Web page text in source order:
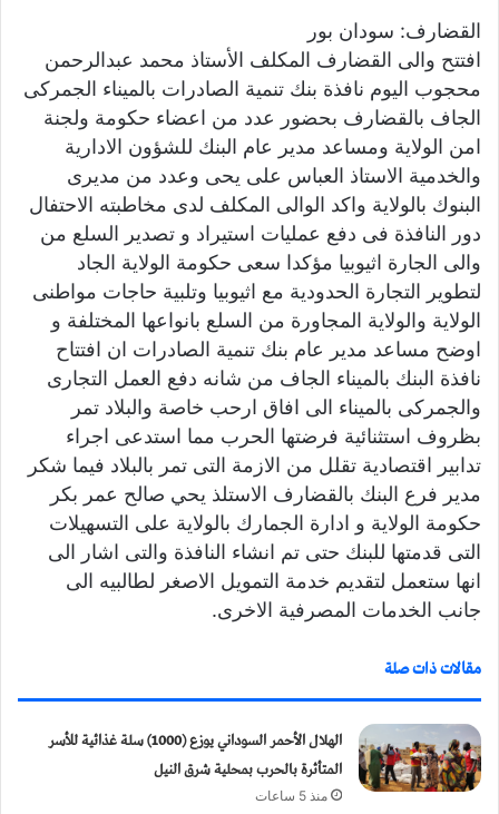
ا
القضارف: سودان بور
افتتح والى القضارف المكلف الأستاذ محمد عبدالرحمن
محجوب اليوم نافذة بنك تنمية الصادرات بالميناء الجمركى
الجاف بالقضارف بحضور عدد من اعضاء حكومة ولجنة
امن الولاية ومساعد مدير عام البنك للشؤون الادارية
والخدمية الاستاذ العباس على يحى وعدد من مديرى
البنوك بالولاية واكد الوالى المكلف لدى مخاطبته الاحتفال
دور النافذة فى دفع عمليات استيراد و تصدير السلع من
والى الجارة اثيوبيا مؤكدا سعى حكومة الولاية الجاد
لتطوير التجارة الحدودية مع اثيوبيا وتلبية حاجات مواطنى
الولاية والولاية المجاورة من السلع بانواعها المختلفة و
اوضح مساعد مدير عام بنك تنمية الصادرات ان افتتاح
نافذة البنك بالميناء الجاف من شانه دفع العمل التجارى
والجمركى بالميناء الى افاق ارحب خاصة والبلاد تمر
بظروف استثنائية فرضتها الحرب مما استدعى اجراء
تدابير اقتصادية تقلل من الازمة التى تمر بالبلاد فيما شكر
مدير فرع البنك بالقضارف الاستلذ يحي صالح عمر بكر
حكومة الولاية و ادارة الجمارك بالولاية على التسهيلات
التى قدمتها للبنك حتى تم انشاء النافذة والتى اشار الى
انها ستعمل لتقديم خدمة التمويل الاصغر لطالبيه الى
جانب الخدمات المصرفية الاخرى.
مقالات ذات صلة
الهلال الأحمر السوداني يوزع (1000) سلة غذائية للأسر
المتأثرة بالحرب بمحلية شرق النيل
منذ 5 ساعات